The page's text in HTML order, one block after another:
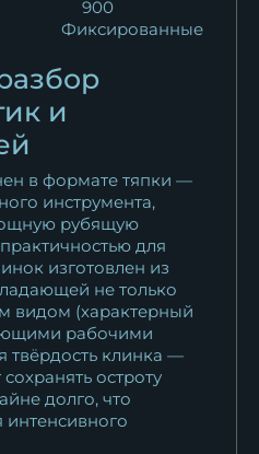
900
Фиксированные
и
в формате тяпки —
инструмента,
рубящую
для
изготовлен из
не только
видом (характерный
рабочими
твёрдость клинка —
остроту
долго, что